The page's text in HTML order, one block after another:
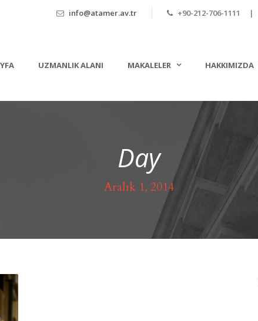
info@atamer.av.tr +90-212-706-1111 |
UZMANLIK ALANI MAKALELER HAKKIMIZDA
Day
Aralık 1, 2014